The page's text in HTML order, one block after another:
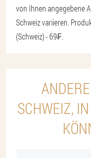
von Ihnen angegebene
Schweiz variieren.
(Schweiz) - 69₣.
SCHWEIZ,